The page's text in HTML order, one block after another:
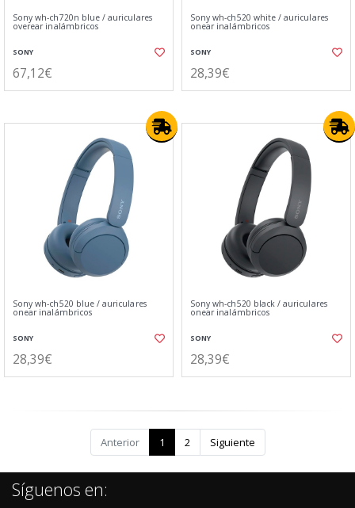
Sony wh-ch720n blue / auriculares
overear inalámbricos
SONY
67,12€
Sony wh-ch520 white / auriculares
onear inalámbricos
SONY
28,39€
Sony wh-ch520 blue / auriculares
onear inalámbricos
SONY
28,39€
Sony wh-ch520 black / auriculares
onear inalámbricos
SONY
28,39€
Anterior 1 2 Siguiente
Síguenos en: